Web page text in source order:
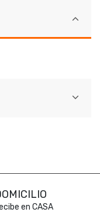
en CASA